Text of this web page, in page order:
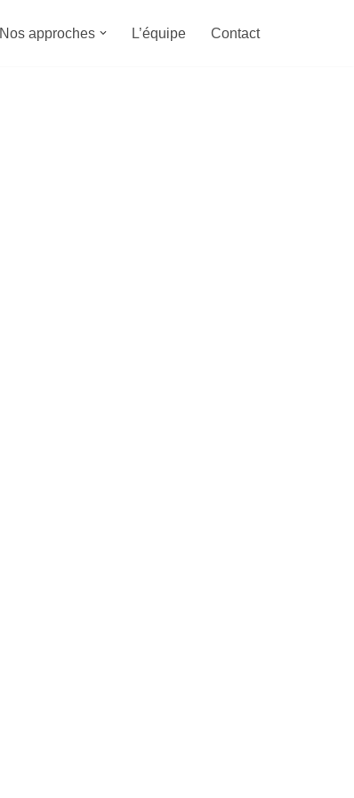
Nos approches L’équipe Contact